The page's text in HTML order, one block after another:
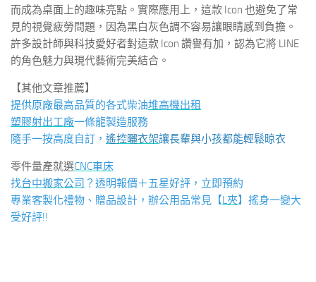
而成為桌面上的趣味亮點。實際應用上，這款 Icon 也避免了常
見的視覺疲勞問題，因為黑白灰色調不容易讓眼睛感到負擔。
許多設計師與科技愛好者對這款 Icon 讚譽有加，認為它將 LINE
的角色魅力與現代藝術完美結合。
【其他文章推薦】
提供原廠最高品質的各式柴油堆高機出租
塑膠射出工廠一條龍製造服務
隨手一按高度自訂， 遙控曬衣架讓長輩與小孩都能輕鬆晾衣
零件量產就選CNC車床
找台中搬家公司 ？透明報價＋五星好評，立即預約
專業客製化禮物、贈品設計，辦公用品常見【L夾】搖身一變大
受好評!!